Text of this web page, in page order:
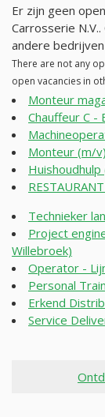
Er zijn geen
Carrosserie
andere bedrijven
There are not any
open vacancies in
Monteur
Chauffeur C -
Monteur (m/
Huishoudhulp
Technieker
Project
Willebroek)
Operator -
Personal
Erkend
Service